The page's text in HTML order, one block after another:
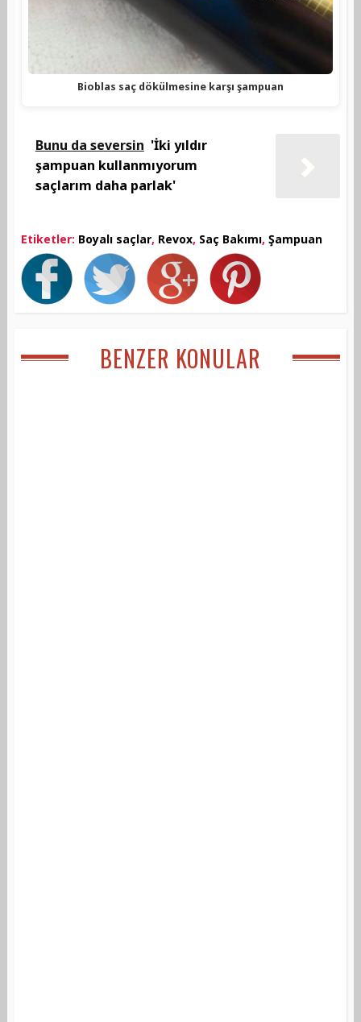
Bioblas saç dökülmesine karşı şampuan
Bunu da seversin 'İki yıldır
şampuan kullanmıyorum
saçlarım daha parlak'
Etiketler: Boyalı saçlar, Revox, Saç Bakımı, Şampuan
BENZER KONULAR